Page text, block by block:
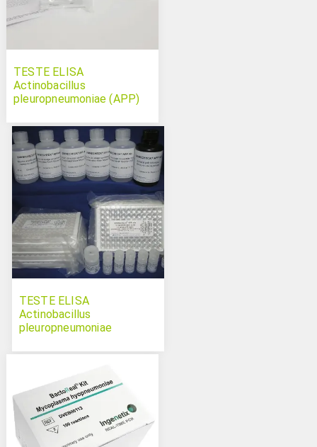
TESTE ELISA
Actinobacillus
pleuropneumoniae (APP)
TESTE ELISA
Actinobacillus
pleuropneumoniae
Swinecheck APP 1-9-11